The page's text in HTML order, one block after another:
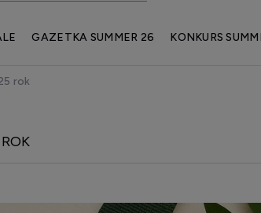
GAZETKA SUMMER 26 KONKURS
rok